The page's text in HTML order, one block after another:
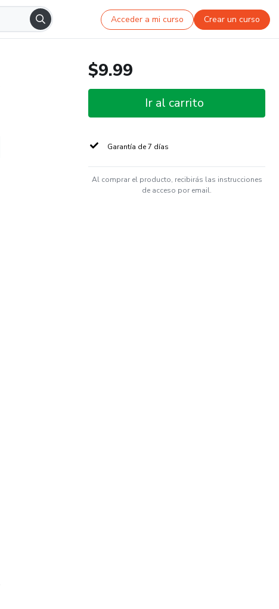
Acceder a mi curso Crear un curso
$9.99
Ir al carrito
Garantía de 7 días
Al comprar el producto, recibirás las instrucciones
de acceso por email.